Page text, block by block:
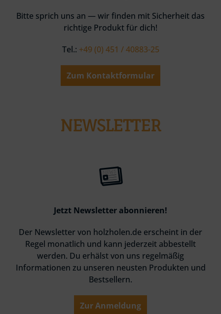
Bitte sprich uns an — wir finden mit Sicherheit das
richtige Produkt für dich!
Tel.: +49 (0) 451 / 40883-25
Zum Kontaktformular
NEWSLETTER
Jetzt Newsletter abonnieren!
Der Newsletter von holzholen.de erscheint in der
Regel monatlich und kann jederzeit abbestellt
werden. Du erhälst von uns regelmäßig
Informationen zu unseren neusten Produkten und
Bestsellern.
Zur Anmeldung